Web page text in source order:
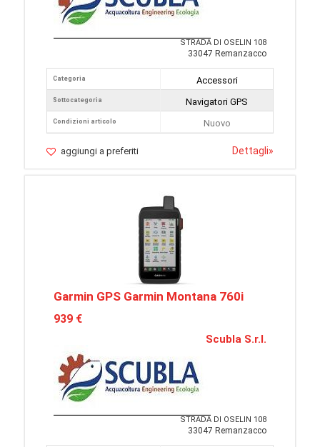
STRADA DI OSELIN 108
33047 Remanzacco
Categoria
Sottocategoria
Condizioni articolo
Accessori
Navigatori GPS
Nuovo
aggiungi a preferiti Dettagli»
Garmin GPS Garmin Montana 760i
939 €
Scubla S.r.l.
STRADA DI OSELIN 108
33047 Remanzacco